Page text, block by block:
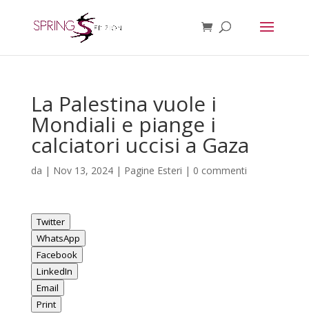
La Palestina vuole i
Mondiali e piange i
calciatori uccisi a Gaza
da | Nov 13, 2024| Pagine Esteri | 0 commenti
Twitter
WhatsApp
Facebook
LinkedIn
Email
Print